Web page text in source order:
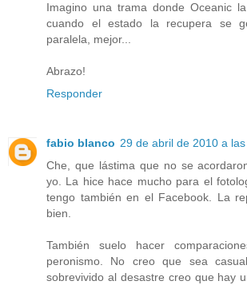
Imagino una trama donde Oceanic
cuando el estado la recupera se
paralela, mejor...
Abrazo!
Responder
fabio blanco 29 de abril de 2010 a
Che, que lástima que no se
yo. La hice hace mucho para el
tengo también en el Facebook. La
bien.
También suelo hacer
peronismo. No creo que sea
sobrevivido al desastre creo que hay